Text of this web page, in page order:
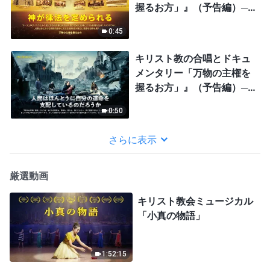
0:45
握るお方」』（予告編）──
0:50
キリスト教の合唱とドキュ
メンタリー「万物の主権を
握るお方」』（予告編）──
さらに表示
厳選動画
1:52:15
キリスト教会ミュージカル
「小真の物語」